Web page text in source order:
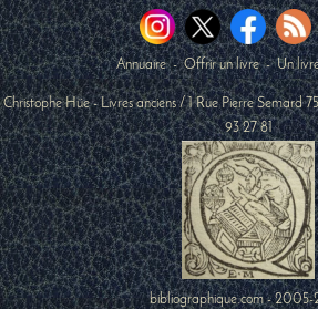
Annuaire-Offrir un livre-Un
Christophe Hüe - Livres anciens /1 Rue Pierre Semard
93 27 81
bibliographique.com -